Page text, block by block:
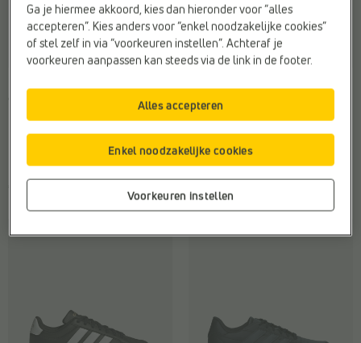
€ 65,99
Breedte zool:
F - Normale voet
Doelgroep:Heren
Kleur:
Materiaal:Stof
Merk:adidas
Ga je hiermee akkoord, kies dan hieronder voor “alles
accepteren”. Kies anders voor “enkel noodzakelijke cookies”
of stel zelf in via “voorkeuren instellen”. Achteraf je
voorkeuren aanpassen kan steeds via de link in de footer.
Voorkeuren instellen
Enkel noodzakelijke cookies
Alles accepteren